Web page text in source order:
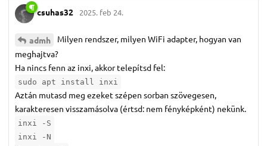
csuhas32 2025. feb 24.
admh
Milyen rendszer, milyen WiFi adapter, hogyan van
meghajtva?
Ha nincs fenn az inxi, akkor telepítsd fel:
sudo apt install inxi
Aztán mutasd meg ezeket szépen sorban szövegesen,
karakteresen visszamásolva (értsd: nem fényképként) nekünk.
inxi -S
inxi -N